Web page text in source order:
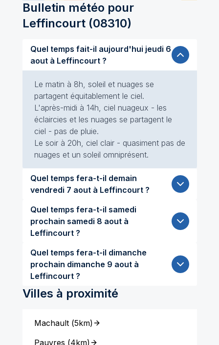
Bulletin météo pour
Leffincourt(08310)
Quel temps fait-il aujourd'hui jeudi 6
aout à Leffincourt ?
Le matin à 8h, soleil et nuages se
partagent équitablement le ciel.
L'après-midi à 14h, ciel nuageux - les
éclaircies et les nuages se partagent le
ciel - pas de pluie.
Le soir à 20h, ciel clair - quasiment pas de
nuages et un soleil omniprésent.
Quel temps fera-t-il demain
vendredi 7 aout à Leffincourt ?
Quel temps fera-t-il samedi
prochain samedi 8 aout à
Leffincourt ?
Quel temps fera-t-il dimanche
prochain dimanche 9 aout à
Leffincourt ?
Villes à proximité
Machault(5km)
Pauvres (4km)